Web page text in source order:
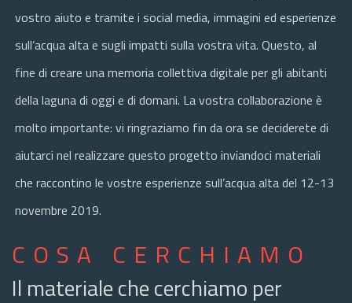
vostro aiuto e tramite i social media, immagini ed esperienze
sull’acqua alta e sugli impatti sulla vostra vita. Questo, al
fine di creare una memoria collettiva digitale per gli abitanti
della laguna di oggi e di domani. La vostra collaborazione è
molto importante: vi ringraziamo fin da ora se deciderete di
aiutarci nel realizzare questo progetto inviandoci materiali
che raccontino le vostre esperienze sull’acqua alta del 12-13
novembre 2019.
COSA CERCHIAMO
Il materiale che cerchiamo per